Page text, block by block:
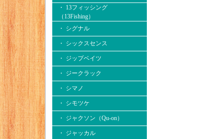
・ 13フィッシング
（13Fishing）
・ シグナル
・ シックスセンス
・ ジップベイツ
・ ジークラック
・ シマノ
・ シモツケ
・ ジャクソン（Qu-on）
・ ジャッカル